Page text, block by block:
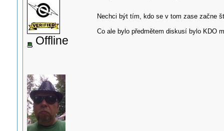
Offline
Nechci být tím, kdo se v tom zase začne
Co ale bylo předmětem diskusí bylo KDO